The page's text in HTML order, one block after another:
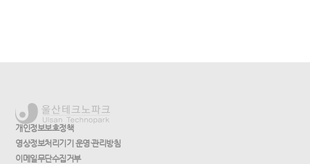
개인정보보호정책
영상정보처리기기 운영·관리방침
이메일무단수집거부